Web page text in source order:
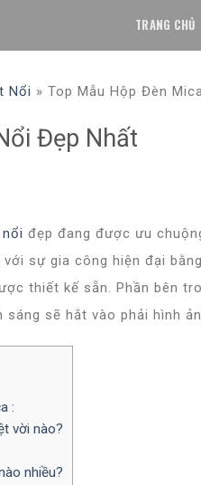
TRANG CHỦ
Nổi » Top Mẫu Hộp Đèn
Đẹp Nhất
đẹp đang được ưu
sự gia công hiện đại
thiết kế sẵn. Phần bên
sẽ hắt vào phải hình
:
vời nào?
nhiều?